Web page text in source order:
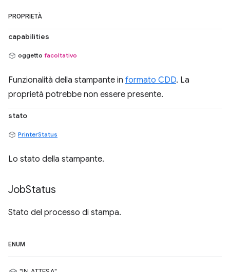
PROPRIETÀ
capabilities
oggetto facoltativo
Funzionalità della stampante in formato CDD. La
proprietà potrebbe non essere presente.
stato
PrinterStatus
Lo stato della stampante.
JobStatus
Stato del processo di stampa.
ENUM